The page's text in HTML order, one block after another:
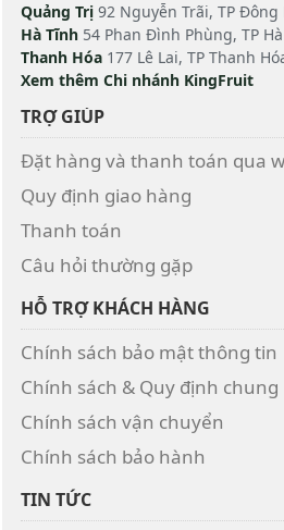
Quảng Trị 92 Nguyễn Trãi, TP Đông
Hà Tĩnh 54 Phan Đình Phùng, TP
Thanh Hóa 177 Lê Lai, TP Thanh
Xem thêm Chi nhánh KingFruit
TRỢ GIÚP
Đặt hàng và thanh toán qua
Quy định giao hàng
Thanh toán
Câu hỏi thường gặp
HỖ TRỢ KHÁCH HÀNG
Chính sách bảo mật thông tin
Chính sách & Quy định chung
Chính sách vận chuyển
Chính sách bảo hành
TIN TỨC